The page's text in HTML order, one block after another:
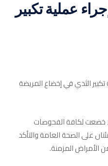
عملية تكبير
الثدي في إخضاع المريضة
خضعت لكافة الفحوصات
على الصحة العامة والتأكد
الأمراض المزمنة.